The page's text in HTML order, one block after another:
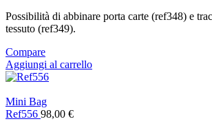
Possibilità di abbinare porta carte (ref348) e
tessuto (ref349).
Compare
Aggiungi al carrello
Mini Bag
Ref556 98,00 €